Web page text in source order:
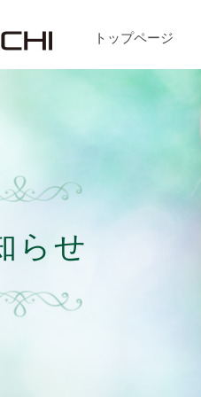
トップページ
らせ